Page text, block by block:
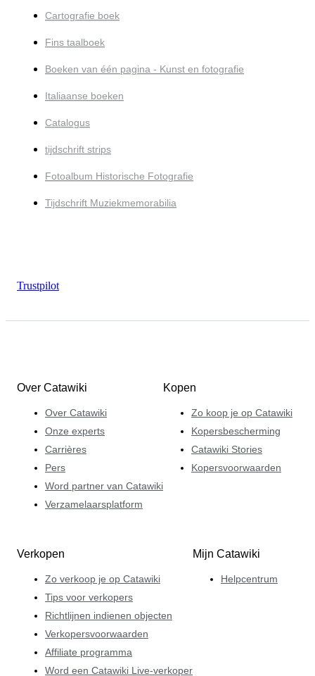
Cartografie boek
Fins taalboek
Boeken van één pagina - Kunst en fotografie
Italiaanse boeken
Catalogus
tijdschrift strips
Fotoalbum Historische Fotografie
Tijdschrift Muziekmemorabilia
Trustpilot
Over Catawiki
Over Catawiki
Onze experts
Carrières
Pers
Word partner van Catawiki
Verzamelaarsplatform
Kopen
Zo koop je op Catawiki
Kopersbescherming
Catawiki Stories
Kopersvoorwaarden
Verkopen
Zo verkoop je op Catawiki
Tips voor verkopers
Richtlijnen indienen objecten
Verkopersvoorwaarden
Affiliate programma
Word een Catawiki Live-verkoper
Mijn Catawiki
Helpcentrum